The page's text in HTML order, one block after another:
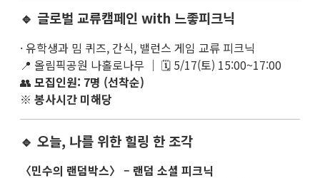
🔹 글로벌 교류캠페인 with 느좋피크닉
· 유학생과 밈 퀴즈, 간식, 밸런스 게임 교류 피크닉
📍 올림픽공원 나홀로나무 ｜ 🗓 5/17(토) 15:00~17:00
👥 모집인원: 7명 (선착순)
※ 봉사시간 미해당
🔹 오늘, 나를 위한 힐링 한 조각
〈민수의 랜덤박스〉 – 랜덤 소셜 피크닉